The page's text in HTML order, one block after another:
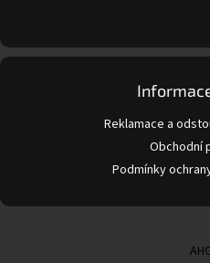
Reklamace a
Obchodní
Podmínky